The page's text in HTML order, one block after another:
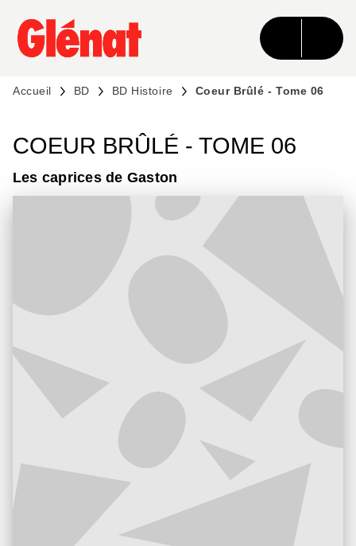
MENU RECHERCHE CONTENU
PIED DE PAGE
Accueil BD BD Histoire Coeur Brûlé - Tome 06
COEUR BRÛLÉ - TOME 06
Les caprices de Gaston